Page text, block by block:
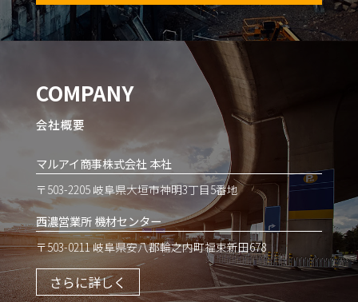
COMPANY
会社概要
マルアイ商事株式会社 本社
〒503-2205 岐阜県大垣市神明3丁目5番地
西濃営業所 機材センター
〒503-0211 岐阜県安八郡輪之内町福束新田678
さらに詳しく